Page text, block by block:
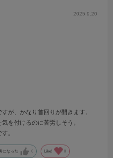
2025.9.20
が、かなり首回りが開きます。
を付けるのに苦労しそう。
。
になった 0 Like! 0